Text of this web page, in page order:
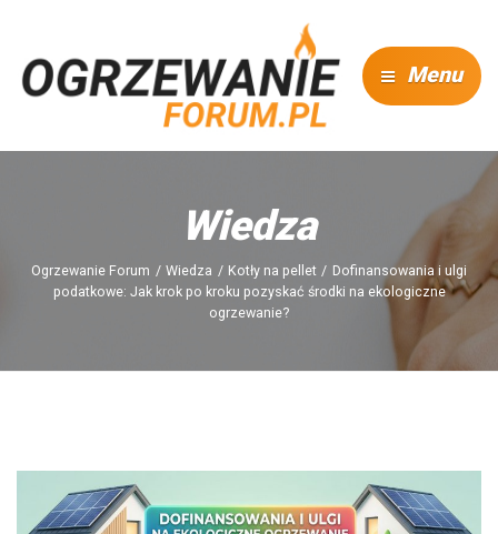
Menu
Wiedza
Ogrzewanie Forum Wiedza Kotły na pellet
Dofinansowania i ulgi
podatkowe: Jak krok po kroku pozyskać środki na ekologiczne
ogrzewanie?